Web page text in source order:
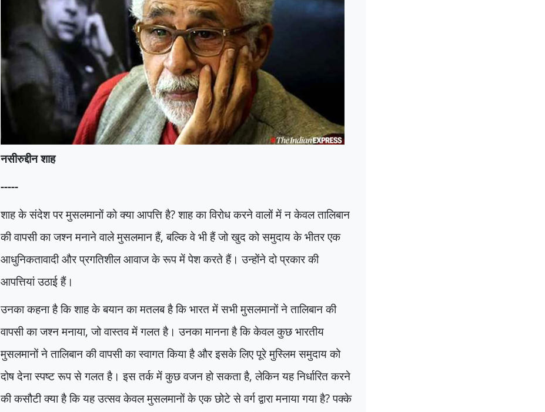
नसीरुद्दीन शाह
-----
शाह के संदेश पर मुसलमानों को क्या आपत्ति है?शाह का विरोध करने वालों में न केवल तालिबान
की वापसी का जश्न मनाने वाले मुसलमान हैं,बल्कि वे भी हैं जो खुद को समुदाय के भीतर एक
आधुनिकतावादी और प्रगतिशील आवाज के रूप में पेश करते हैं। उन्होंने दो प्रकार की
आपत्तियां उठाई हैं।
उनका कहना है कि शाह के बयान का मतलब है कि भारत में सभी मुसलमानों ने तालिबान की
वापसी का जश्न मनाया,जो वास्तव में गलत है। उनका मानना है कि केवल कुछ भारतीय
मुसलमानों ने तालिबान की वापसी का स्वागत किया है और इसके लिए पूरे मुस्लिम समुदाय को
दोष देना स्पष्ट रूप से गलत है। इस तर्क में कुछ वजन हो सकता है,लेकिन यह निर्धारित करने
की कसौटी क्या है कि यह उत्सव केवल मुसलमानों के एक छोटे से वर्ग द्वारा मनाया गया है?पक्के